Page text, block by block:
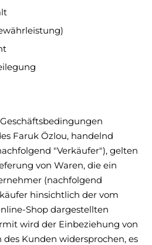
Faruk Özlou, handelnd
"Verkäufer"), gelten
von Waren, die ein
(nachfolgend
hinsichtlich der vom
Shop dargestellten
wird der Einbeziehung von
Kunden widersprochen, es